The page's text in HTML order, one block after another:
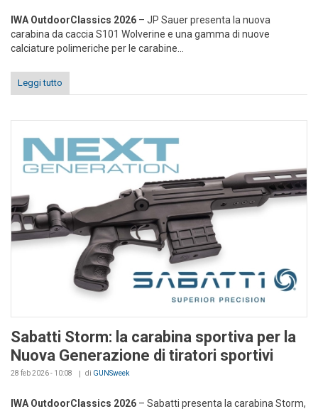
IWA OutdoorClassics 2026 – JP Sauer presenta la nuova
carabina da caccia S101 Wolverine e una gamma di nuove
calciature polimeriche per le carabine...
Leggi tutto
Sabatti Storm: la carabina sportiva per la
Nuova Generazione di tiratori sportivi
28 feb 2026 - 10:08 di GUNSweek
IWA OutdoorClassics 2026 – Sabatti presenta la carabina Storm,